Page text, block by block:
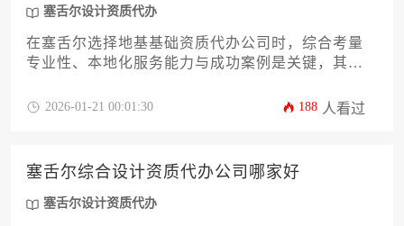
塞舌尔设计资质代办
在塞舌尔选择地基基础资质代办公司时，综合考量
专业性、本地化服务能力与成功案例是关键，其中
法规体系的机构更具优势。
2026-01-21 00:01:30 188 人看过
塞舌尔综合设计资质代办公司哪家好
塞舌尔设计资质代办